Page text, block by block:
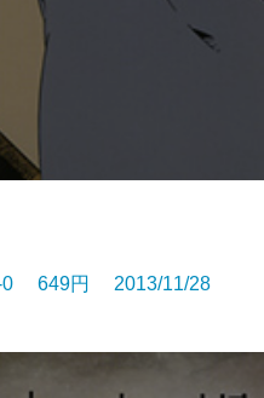
0 649円 2013/11/28